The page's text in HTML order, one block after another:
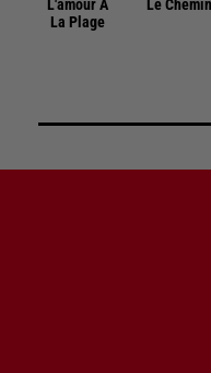
L'amour A
La Plage
Le Chemin